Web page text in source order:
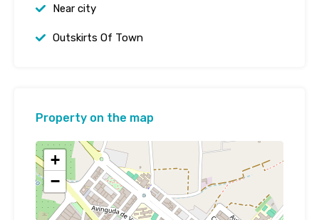
Near city
Outskirts Of Town
Property on the map
+
−